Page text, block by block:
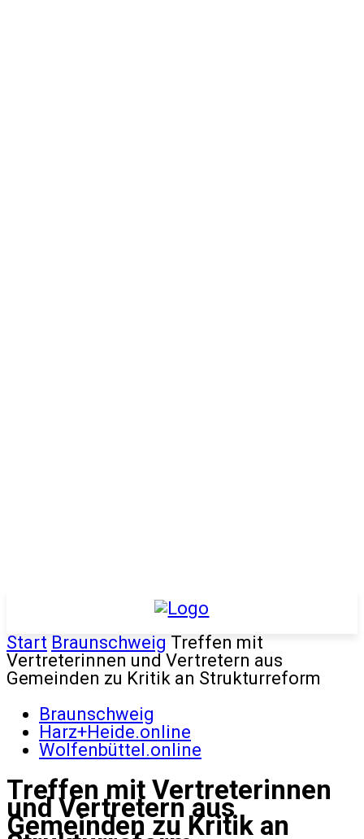
Start Braunschweig Treffen mit
Vertreterinnen und Vertretern aus
Gemeinden zu Kritik an Strukturreform
Braunschweig
Harz+Heide.online
Wolfenbüttel.online
Treffen mit Vertreterinnen
und Vertretern aus
Gemeinden zu Kritik an